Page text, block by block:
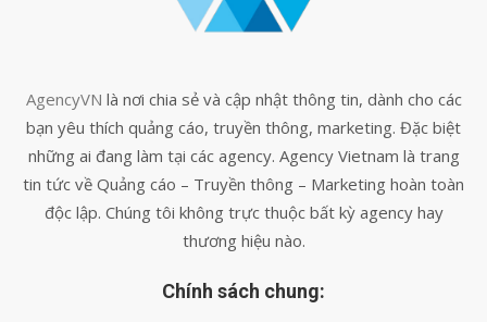
AgencyVN là nơi chia sẻ và cập nhật thông tin, dành cho các
bạn yêu thích quảng cáo, truyền thông, marketing. Đặc biệt
những ai đang làm tại các agency. Agency Vietnam là trang
tin tức về Quảng cáo – Truyền thông – Marketing hoàn toàn
độc lập. Chúng tôi không trực thuộc bất kỳ agency hay
thương hiệu nào.
Chính sách chung: